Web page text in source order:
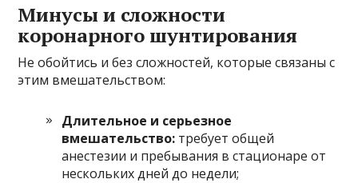
Минусы и сложности
коронарного шунтирования
Не обойтись и без сложностей, которые связаны с
этим вмешательством:
Длительное и серьезное
вмешательство: требует общей
анестезии и пребывания в стационаре от
нескольких дней до недели;